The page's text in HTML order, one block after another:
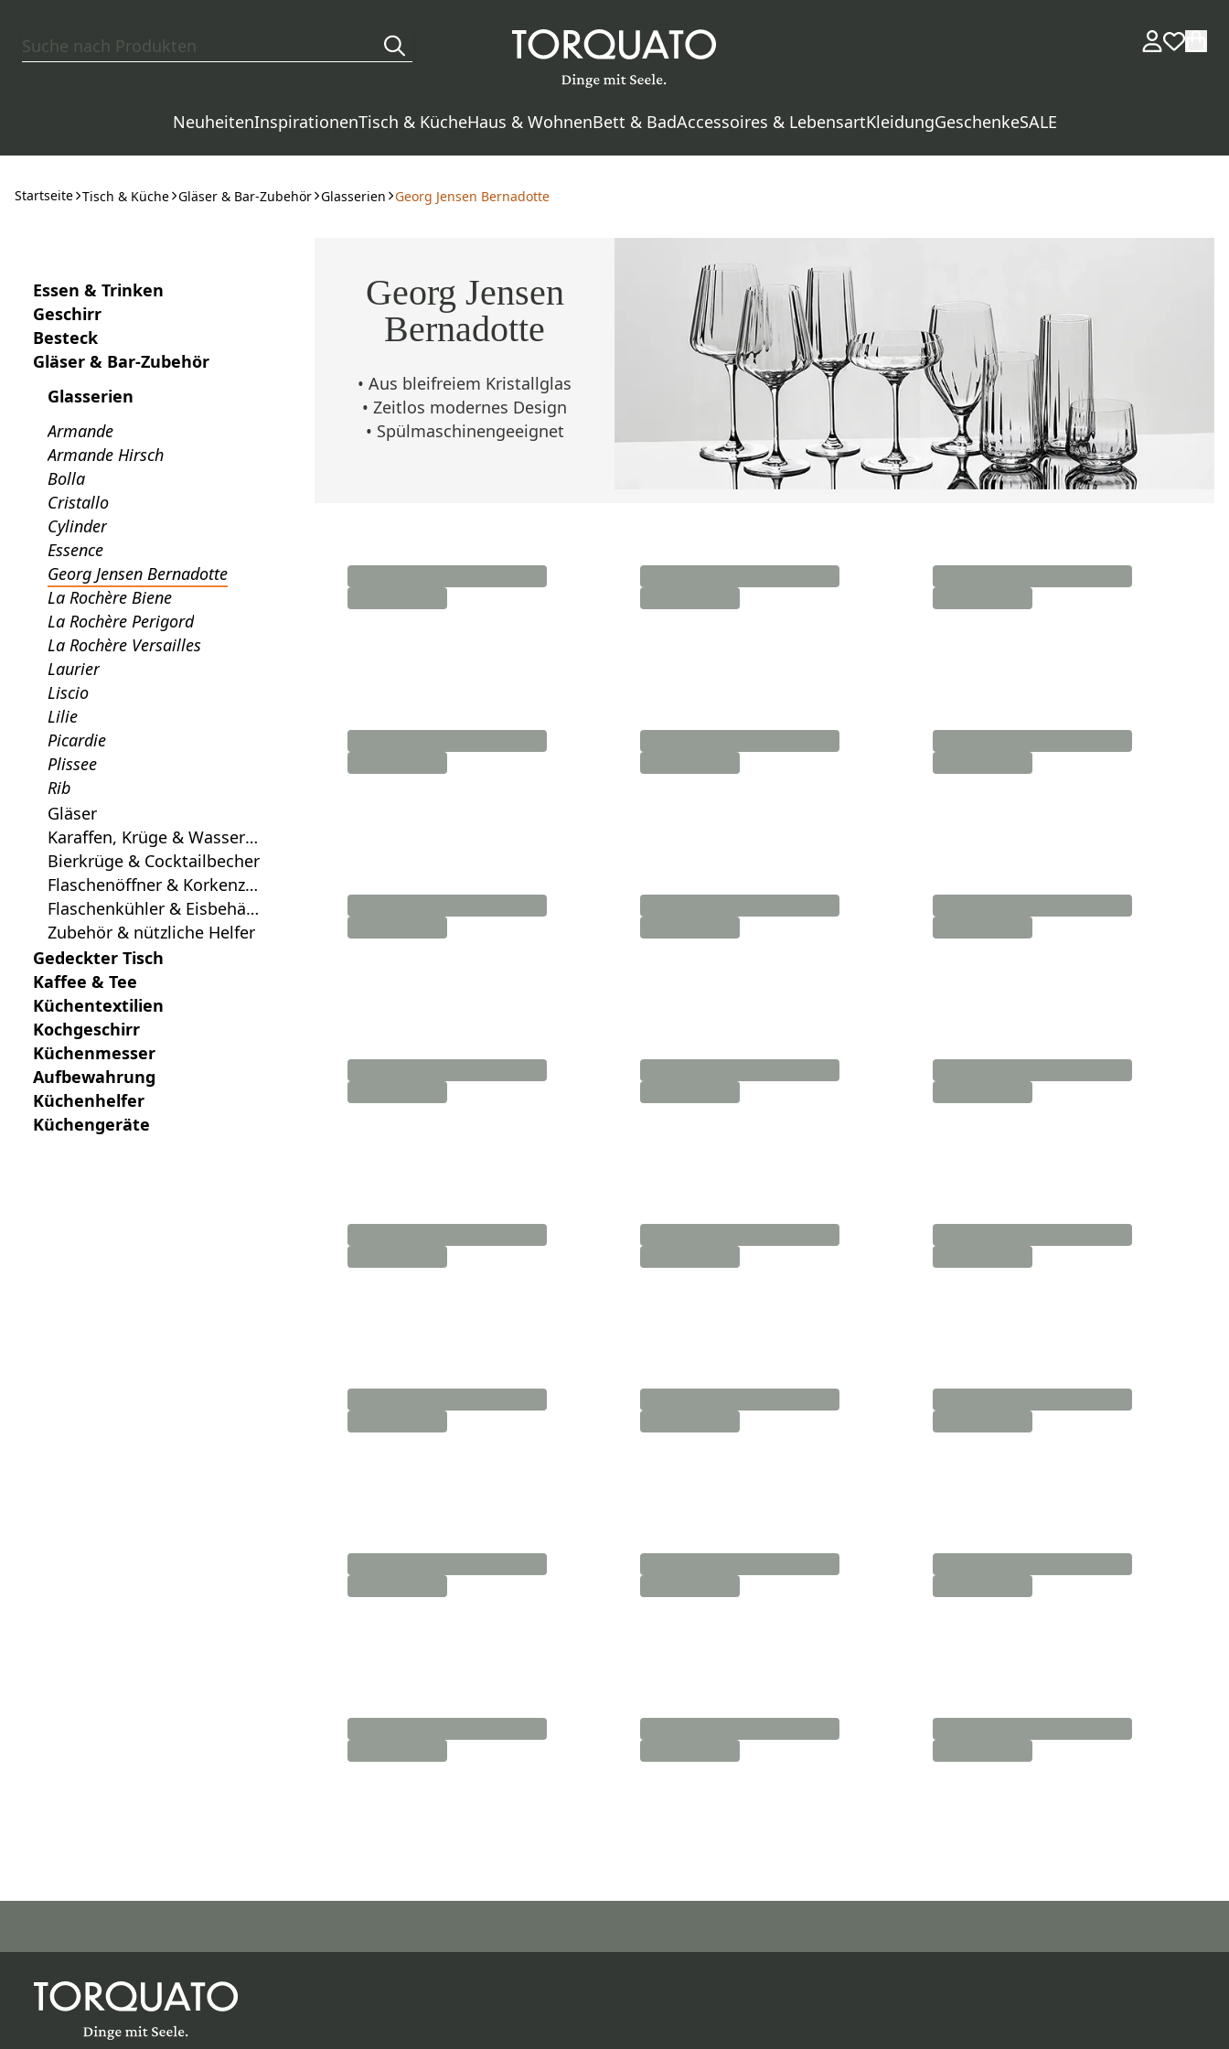
NeuheitenInspirationenTisch & KücheHaus & WohnenBett & BadAccessoires & LebensartKleidungGeschenkeSALE
Startseite Tisch & Küche Gläser & Bar-Zubehör Glasserien Georg Jensen Bernadotte
Essen & Trinken
Geschirr
Besteck
Gläser & Bar-Zubehör
Glasserien
Armande
Armande Hirsch
Bolla
Cristallo
Cylinder
Essence
Georg Jensen Bernadotte
La Rochère Biene
La Rochère Perigord
La Rochère Versailles
Laurier
Liscio
Lilie
Picardie
Plissee
Rib
Gläser
Karaffen, Krüge & Wasserfl
aschen
Bierkrüge & Cocktailbecher
Flaschenöffner & Korkenzie
her
Flaschenkühler & Eisbehält
er
Zubehör & nützliche Helfer
Gedeckter Tisch
Kaffee & Tee
Küchentextilien
Kochgeschirr
Küchenmesser
Aufbewahrung
Küchenhelfer
Küchengeräte
Georg Jensen
Bernadotte
• Aus bleifreiem Kristallglas
• Zeitlos modernes Design
• Spülmaschinengeeignet